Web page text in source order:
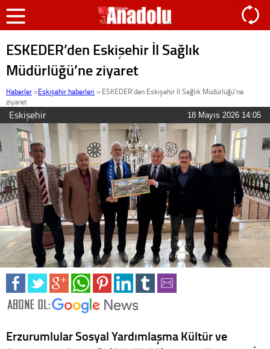
ESKEDER’den Eskişehir İl Sağlık
Müdürlüğü’ne ziyaret
Haberler >Eskişehir haberleri » ESKEDER’den Eskişehir İl Sağlık Müdürlüğü’ne
ziyaret
Eskişehir 18 Mayıs 2026 14:05
Erzurumlular Sosyal Yardımlaşma Kültür ve